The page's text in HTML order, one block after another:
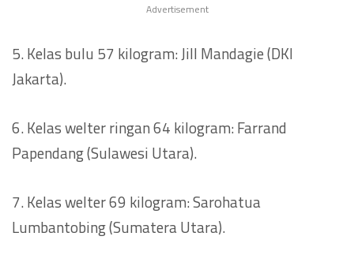
Advertisement
5. Kelas bulu 57 kilogram: Jill Mandagie (DKI
Jakarta).
6. Kelas welter ringan 64 kilogram: Farrand
Papendang (Sulawesi Utara).
7. Kelas welter 69 kilogram: Sarohatua
Lumbantobing (Sumatera Utara).